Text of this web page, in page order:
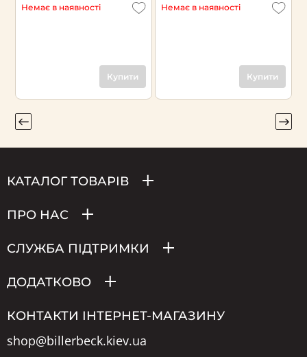
Немає в наявності
Купити
Немає в наявності
Купити
КАТАЛОГ ТОВАРІВ
ПРО НАС
СЛУЖБА ПІДТРИМКИ
ДОДАТКОВО
КОНТАКТИ ІНТЕРНЕТ-МАГАЗИНУ
shop@billerbeck.kiev.ua